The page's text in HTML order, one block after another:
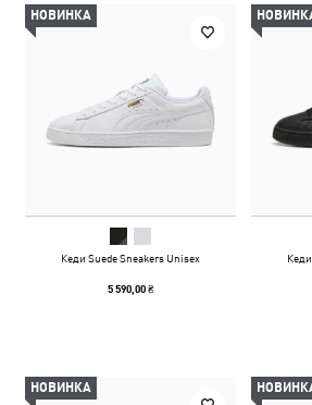
НОВИНКА
Кеди Suede Sneakers Unisex
5 590,00 ₴
НОВИНКА